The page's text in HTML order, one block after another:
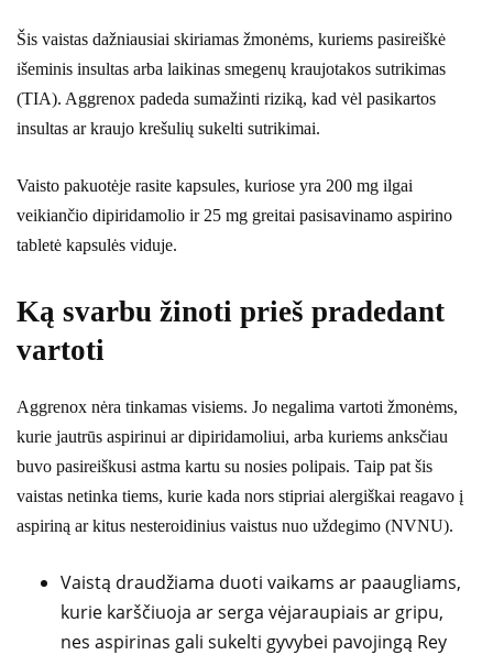
Šis vaistas dažniausiai skiriamas žmonėms, kuriems pasireiškė
išeminis insultas arba laikinas smegenų kraujotakos sutrikimas
(TIA). Aggrenox padeda sumažinti riziką, kad vėl pasikartos
insultas ar kraujo krešulių sukelti sutrikimai.
Vaisto pakuotėje rasite kapsules, kuriose yra 200 mg ilgai
veikiančio dipiridamolio ir 25 mg greitai pasisavinamo aspirino
tabletė kapsulės viduje.
Ką svarbu žinoti prieš pradedant
vartoti
Aggrenox nėra tinkamas visiems. Jo negalima vartoti žmonėms,
kurie jautrūs aspirinui ar dipiridamoliui, arba kuriems anksčiau
buvo pasireiškusi astma kartu su nosies polipais. Taip pat šis
vaistas netinka tiems, kurie kada nors stipriai alergiškai reagavo į
aspiriną ar kitus nesteroidinius vaistus nuo uždegimo (NVNU).
Vaistą draudžiama duoti vaikams ar paaugliams,
kurie karščiuoja ar serga vėjaraupiais ar gripu,
nes aspirinas gali sukelti gyvybei pavojingą Rey